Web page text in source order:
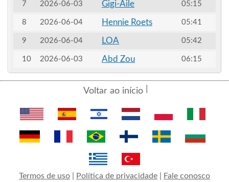
7 2026-06-03 Gigi-Aile 05:15
8 2026-06-04 Hennie Roets 05:41
9 2026-06-04 LOA 05:42
10 2026-06-03 Abd Zou 06:15
Voltar ao início
Termos de uso Política de privacidade Fale conosco